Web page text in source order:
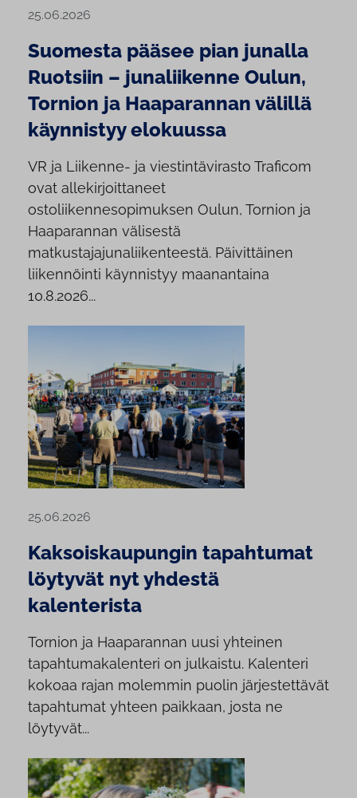
25.06.2026
Suomesta pääsee pian junalla
Ruotsiin – junaliikenne Oulun,
Tornion ja Haaparannan välillä
käynnistyy elokuussa
VR ja Liikenne- ja viestintävirasto Traficom
ovat allekirjoittaneet
ostoliikennesopimuksen Oulun, Tornion ja
Haaparannan välisestä
matkustajajunaliikenteestä. Päivittäinen
liikennöinti käynnistyy maanantaina
10.8.2026...
25.06.2026
Kaksoiskaupungin tapahtumat
löytyvät nyt yhdestä
kalenterista
Tornion ja Haaparannan uusi yhteinen
tapahtumakalenteri on julkaistu. Kalenteri
kokoaa rajan molemmin puolin järjestettävät
tapahtumat yhteen paikkaan, josta ne
löytyvät...